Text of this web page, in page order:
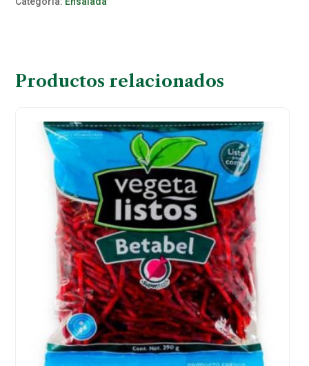
Productos relacionados